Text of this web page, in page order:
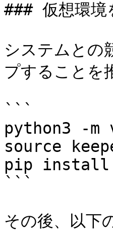
### 仮想環境
システムとの
プすることを
```
python3 -m
source
pip install
```
その後、以下